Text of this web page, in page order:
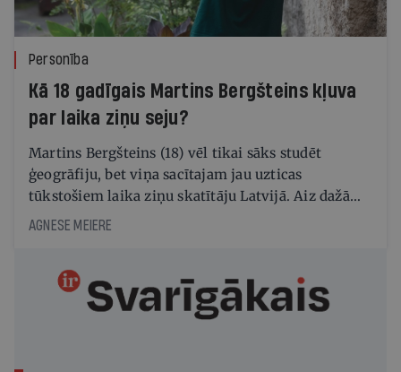
Personība
Kā 18 gadīgais Martins Bergšteins kļuva
par laika ziņu seju?
Martins Bergšteins (18) vēl tikai sāks studēt
ģeogrāfiju, bet viņa sacītajam jau uzticas
tūkstošiem laika ziņu skatītāju Latvijā. Aiz dažām
minūtēm televīzijas ēterā ir 11 gadi uzcītīga darba,
nevienam nav vajadzīgi
AGNESE MEIERE